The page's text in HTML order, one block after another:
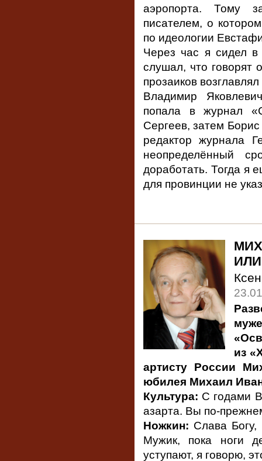
аэропорта. Тому
писателем, о
по идеологии
Через час я сидел в
слушал, что говорят
прозаиков
Владимир
попала в журнал
Сергеев, затем
редактор журнала
неопределённый
доработать. Тогда я
для провинции не
из
артисту России
юбилея Михаил
Культура: С годами
азарта. Вы по-
Ножкин: Слава
Мужик, пока ноги
уступают, я говорю,